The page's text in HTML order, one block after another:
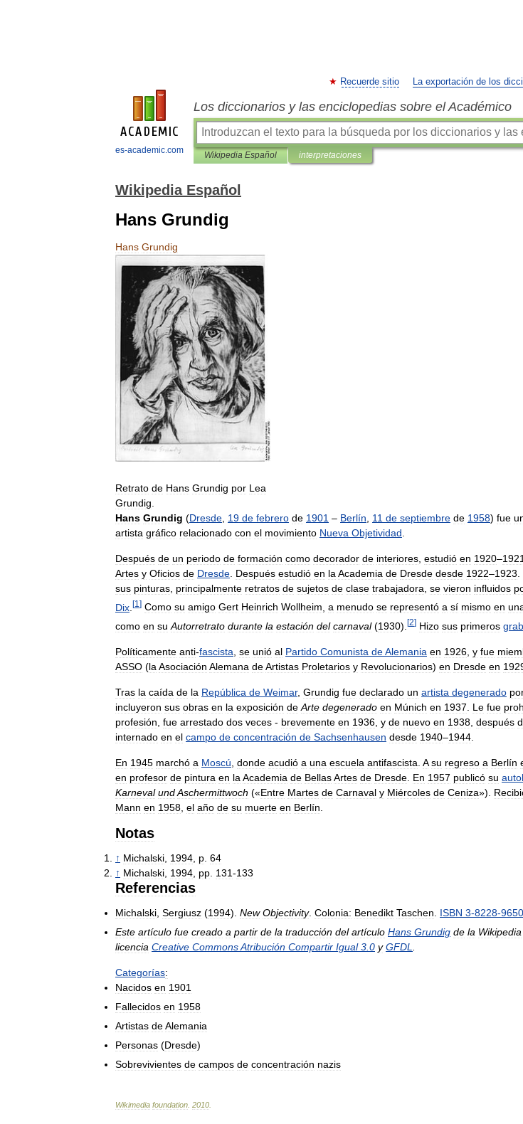
es-academic.com
Recuerde sitio La exportación de los
Los diccionarios y las enciclopedias sobre el Académico
Wikipedia Español interpretaciones
Wikipedia Español
Hans Grundig
Hans Grundig
Retrato de Hans Grundig por Lea
Grundig
Hans Grundig (Dresde 19 de febrero de 1901 – Berlín 11 de septiembre de 1958) fue
artista gráfico relacionado con el movimiento Nueva Objetividad
Después de un periodo de formación como decorador de interiores estudió en 1920–1921
Artes y Oficios de Dresde Después estudió en la Academia de Dresde desde 1922–1923
sus pinturas principalmente retratos de sujetos de clase trabajadora se vieron influidos
Dix [1 ] Como su amigo Gert Heinrich Wollheim a menudo se representó a sí mismo en
como en su Autorretrato durante la estación del carnaval(1930). [2] Hizo sus primeros
Políticamente anti-fascista se unió al Partido Comunista deAlemania en 1926 y fue
ASSO (la Asociación Alemana deArtistas Proletarios y Revolucionarios) en Dresde en
Tras la caída de la República de Weimar, Grundig fue declarado un artista degenerado
incluyeron sus obras en la exposición de Arte degenerado en Múnich en 1937 Le fue
profesión fue arrestado dos veces - brevemente en 1936 y de nuevo en 1938 después
internado en el campo de concentración de Sachsenhausen desde 1940–1944
En 1945 marchó a Moscú donde acudió a una escuela antifascista A su regreso a Berlín
en profesor de pintura en la Academia de BellasArtes de Dresde En 1957 publicó su
Karneval undAschermittwoch («Entre Martes de Carnaval y Miércoles de Ceniza»).
Mann en 1958 el año de su muerte en Berlín
Notas
↑ Michalski 1994 p 64
↑ Michalski 1994 pp 131-133
Referencias
Michalski Sergiusz (1994). New Objectivity. Colonia: Benedikt Taschen ISBN 3-8228-9650
Este artículo fue creado a partir de la traducción del artículo Hans Grundig de la Wikipedia
licencia Creative CommonsAtribución Compartir Igual 3 0 y GFDL
Categorías:
Nacidos en 1901
Fallecidos en 1958
Artistas deAlemania
Personas (Dresde)
Sobrevivientes de campos de concentración nazis
Wikimedia foundation 2010